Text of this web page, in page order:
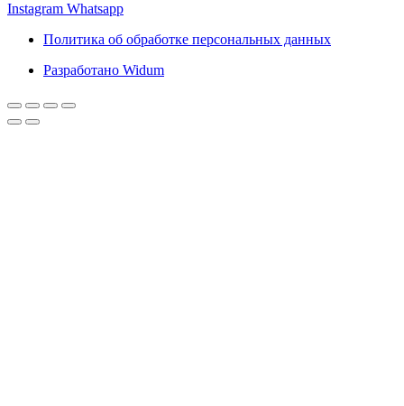
Instagram Whatsapp
Политика об обработке персональных данных
Разработано Widum